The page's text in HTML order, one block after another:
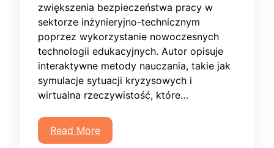
zwiększenia bezpieczeństwa pracy w
sektorze inżynieryjno-technicznym
poprzez wykorzystanie nowoczesnych
technologii edukacyjnych. Autor opisuje
interaktywne metody nauczania, takie jak
symulacje sytuacji kryzysowych i
wirtualna rzeczywistość, które…
Read More